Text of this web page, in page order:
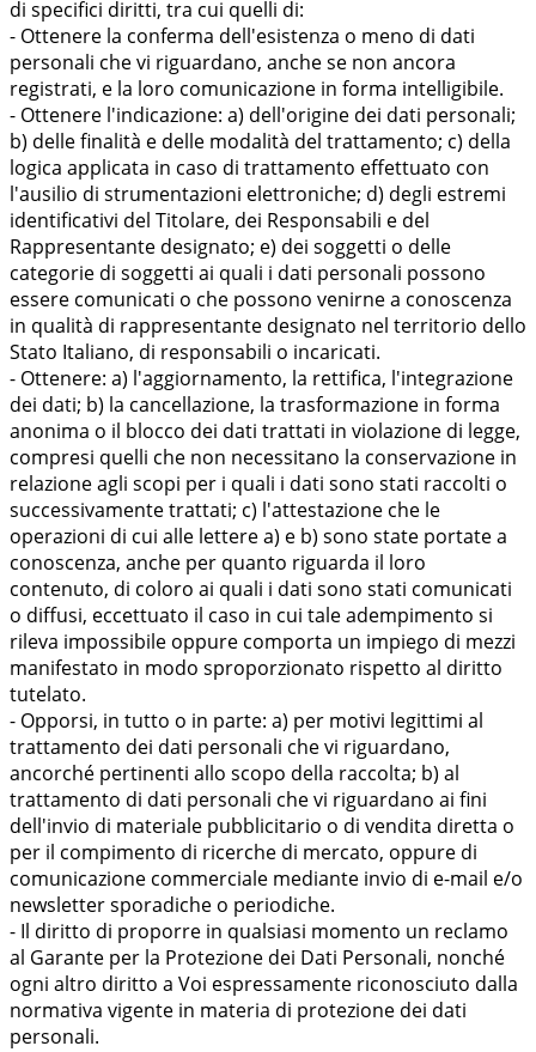
di specifici diritti, tra cui quelli di:
- Ottenere la conferma dell'esistenza o meno di dati
personali che vi riguardano, anche se non ancora
registrati, e la loro comunicazione in forma intelligibile.
- Ottenere l'indicazione: a) dell'origine dei dati personali;
b) delle finalità e delle modalità del trattamento; c) della
logica applicata in caso di trattamento effettuato con
l'ausilio di strumentazioni elettroniche; d) degli estremi
identificativi del Titolare, dei Responsabili e del
Rappresentante designato; e) dei soggetti o delle
categorie di soggetti ai quali i dati personali possono
essere comunicati o che possono venirne a conoscenza
in qualità di rappresentante designato nel territorio dello
Stato Italiano, di responsabili o incaricati.
- Ottenere: a) l'aggiornamento, la rettifica, l'integrazione
dei dati; b) la cancellazione, la trasformazione in forma
anonima o il blocco dei dati trattati in violazione di legge,
compresi quelli che non necessitano la conservazione in
relazione agli scopi per i quali i dati sono stati raccolti o
successivamente trattati; c) l'attestazione che le
operazioni di cui alle lettere a) e b) sono state portate a
conoscenza, anche per quanto riguarda il loro
contenuto, di coloro ai quali i dati sono stati comunicati
o diffusi, eccettuato il caso in cui tale adempimento si
rileva impossibile oppure comporta un impiego di mezzi
manifestato in modo sproporzionato rispetto al diritto
tutelato.
- Opporsi, in tutto o in parte: a) per motivi legittimi al
trattamento dei dati personali che vi riguardano,
ancorché pertinenti allo scopo della raccolta; b) al
trattamento di dati personali che vi riguardano ai fini
dell'invio di materiale pubblicitario o di vendita diretta o
per il compimento di ricerche di mercato, oppure di
comunicazione commerciale mediante invio di e-mail e/o
newsletter sporadiche o periodiche.
- Il diritto di proporre in qualsiasi momento un reclamo
al Garante per la Protezione dei Dati Personali, nonché
ogni altro diritto a Voi espressamente riconosciuto dalla
normativa vigente in materia di protezione dei dati
personali.